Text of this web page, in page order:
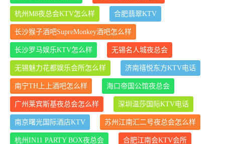
杭州M8夜总会KTV怎么样 合肥翡翠KTV
长沙猴子酒吧SupreMonkey酒吧怎么样
长沙罗马娱乐KTV怎么样 无锡名人城夜总会
无锡魅力花都娱乐会所怎么样 济南禧悦东方KTV电话
南宁TH上上酒吧怎么样 海口帝国公馆夜总会
广州莱宾斯基夜总会怎么样 深圳温莎国际KTV电话
南京曙光国际酒店KTV 苏州江南汇二号夜总会怎么样
杭州IN11 PARTY BOX夜总会 合肥江南会KTV会所